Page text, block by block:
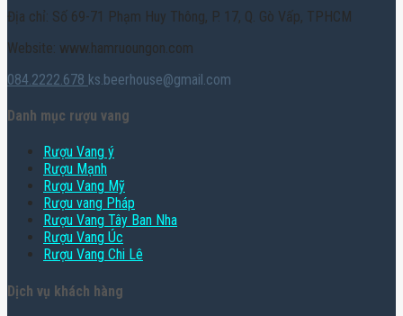
Địa chỉ: Số 69-71 Phạm Huy Thông, P. 17, Q. Gò Vấp, TPHCM
Website: www.hamruoungon.com
084.2222.678 ks.beerhouse@gmail.com
Danh mục rượu vang
Rượu Vang ý
Rượu Mạnh
Rượu Vang Mỹ
Rượu vang Pháp
Rượu Vang Tây Ban Nha
Rượu Vang Úc
Rượu Vang Chi Lê
Dịch vụ khách hàng